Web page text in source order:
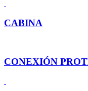
CABINA
CONEXIÓN